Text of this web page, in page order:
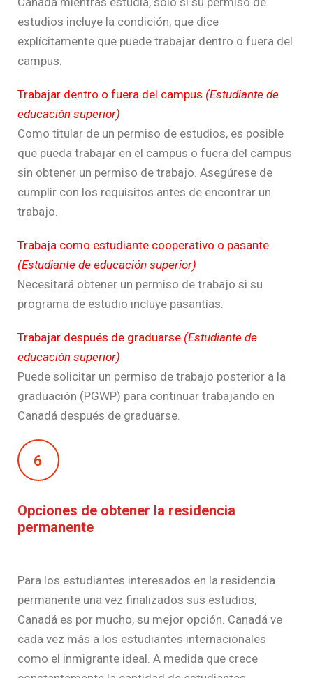
estudios incluye la condición, que dice
explícitamente que puede trabajar dentro o fuera del
campus.
Trabajar dentro o fuera del campus (Estudiante de
educación superior)
Como titular de un permiso de estudios, es posible
que pueda trabajar en el campus o fuera del campus
sin obtener un permiso de trabajo. Asegúrese de
cumplir con los requisitos antes de encontrar un
trabajo.
Trabaja como estudiante cooperativo o pasante
(Estudiante de educación superior)
Necesitará obtener un permiso de trabajo si su
programa de estudio incluye pasantías.
Trabajar después de graduarse (Estudiante de
educación superior)
Puede solicitar un permiso de trabajo posterior a la
graduación (PGWP) para continuar trabajando en
Canadá después de graduarse.
6
Opciones de obtener la residencia
permanente
Para los estudiantes interesados ​​en la residencia
permanente una vez finalizados sus estudios,
Canadá es por mucho, su mejor opción. Canadá ve
cada vez más a los estudiantes internacionales
como el inmigrante ideal. A medida que crece